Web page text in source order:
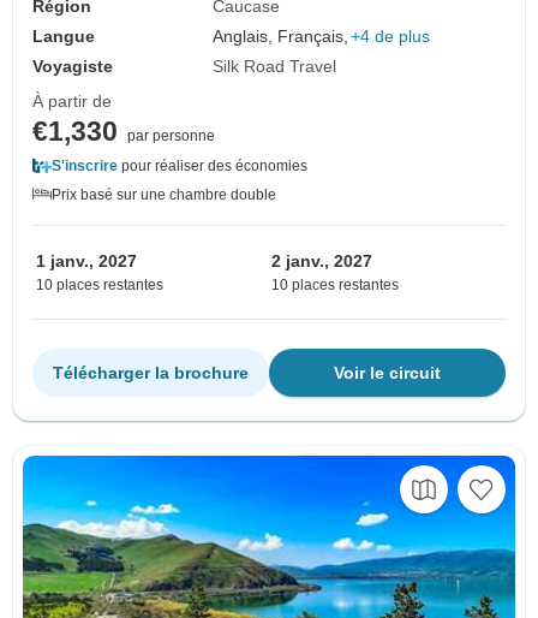
Région
Caucase
Langue
Anglais, Français, +4 de plus
Voyagiste
Silk Road Travel
À partir de
€1,330
par personne
S'inscrire pour réaliser des économies
Prix basé sur une chambre double
1 janv., 2027
10 places restantes
2 janv., 2027
10 places restantes
Voir le circuit
Télécharger la brochure